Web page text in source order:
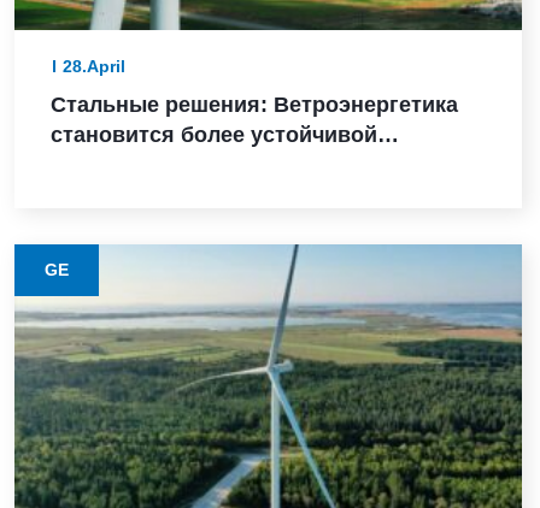
28.April
Стальные решения: Ветроэнергетика
становится более устойчивой
GE